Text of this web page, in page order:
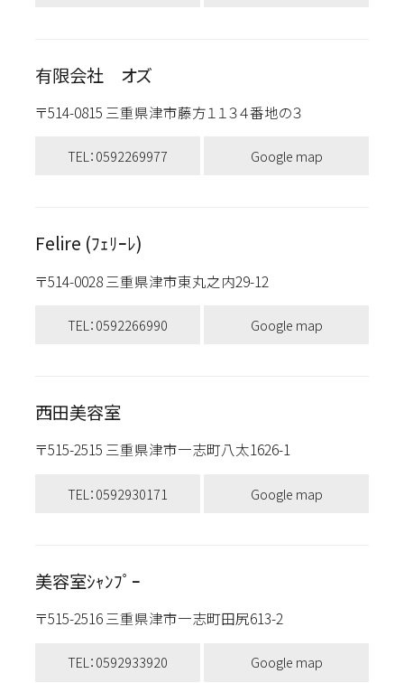
有限会社 オズ
〒514-0815 三重県津市藤方１１３４番地の３
TEL：0592269977 Google map
Felire (ﾌｪﾘｰﾚ)
〒514-0028 三重県津市東丸之内29-12
TEL：0592266990 Google map
西田美容室
〒515-2515 三重県津市一志町八太1626-1
TEL：0592930171 Google map
美容室ｼｬﾝﾌﾟｰ
〒515-2516 三重県津市一志町田尻613-2
TEL：0592933920 Google map